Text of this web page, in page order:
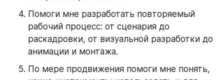
Помоги мне разработать повторяемый
рабочий процесс: от сценария до
раскадровки, от визуальной разработки до
анимации и монтажа.
По мере продвижения помоги мне понять,